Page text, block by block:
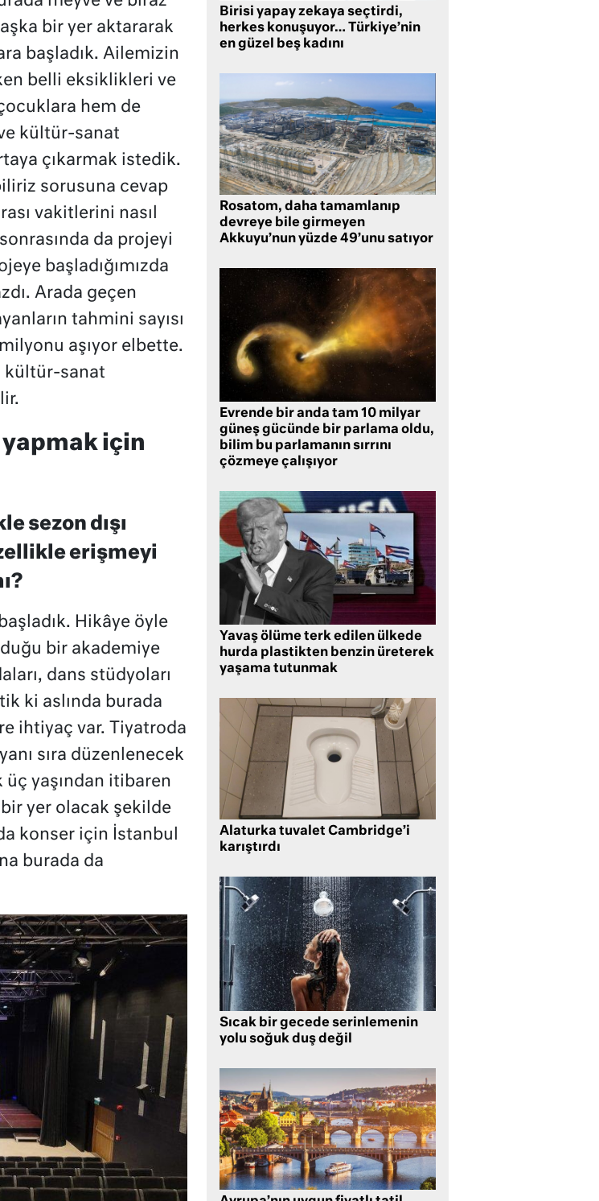
bir yer aktararak
başladık. Ailemizin
belli eksiklikleri ve
hem de
kültür-sanat
çıkarmak istedik.
sorusuna cevap
vakitlerini nasıl
da projeyi
başladığımızda
Arada geçen
tahmini sayısı
aşıyor elbette.
kültür-sanat
yapmak için
sezon dışı
erişmeyi
Hikâye öyle
bir akademiye
dans stüdyoları
ki aslında burada
ihtiyaç var. Tiyatroda
sıra düzenlenecek
yaşından itibaren
yer olacak şekilde
konser için İstanbul
burada da
Birisi yapay zekaya seçtirdi,
herkes konuşuyor… Türkiye’nin
en güzel beş kadını
Rosatom, daha tamamlanıp
devreye bile girmeyen
Akkuyu’nun yüzde 49’unu satıyor
Evrende bir anda tam 10 milyar
güneş gücünde bir parlama oldu,
bilim bu parlamanın sırrını
çözmeye çalışıyor
Yavaş ölüme terk edilen ülkede
hurda plastikten benzin üreterek
yaşama tutunmak
Alaturka tuvalet Cambridge’i
karıştırdı
Sıcak bir gecede serinlemenin
yolu soğuk duş değil